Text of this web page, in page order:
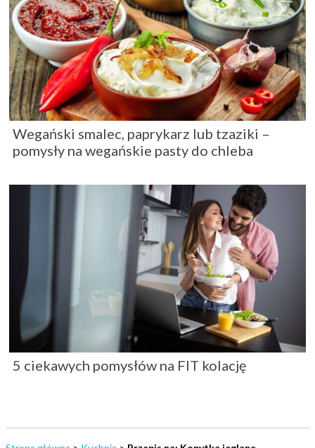
Wegański smalec, paprykarz lub tzaziki –
pomysły na wegańskie pasty do chleba
5 ciekawych pomysłów na FIT kolację